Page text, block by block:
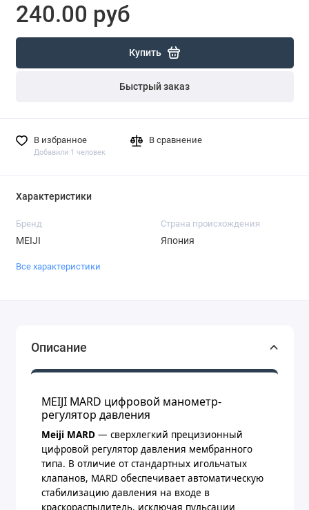
240.00 руб
Купить
Быстрый заказ
В избранное
Добавили 1 человек
В сравнение
Характеристики
Бренд
MEIJI
Страна происхождения
Япония
Все характеристики
Описание
MEIJI MARD цифровой манометр-
регулятор давления
Meiji MARD — сверхлегкий прецизионный
цифровой регулятор давления мембранного
типа. В отличие от стандартных игольчатых
клапанов, MARD обеспечивает автоматическую
стабилизацию давления на входе в
краскораспылитель, исключая пульсации